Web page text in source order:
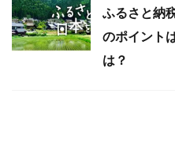
ふるさと納
のポイント
は？